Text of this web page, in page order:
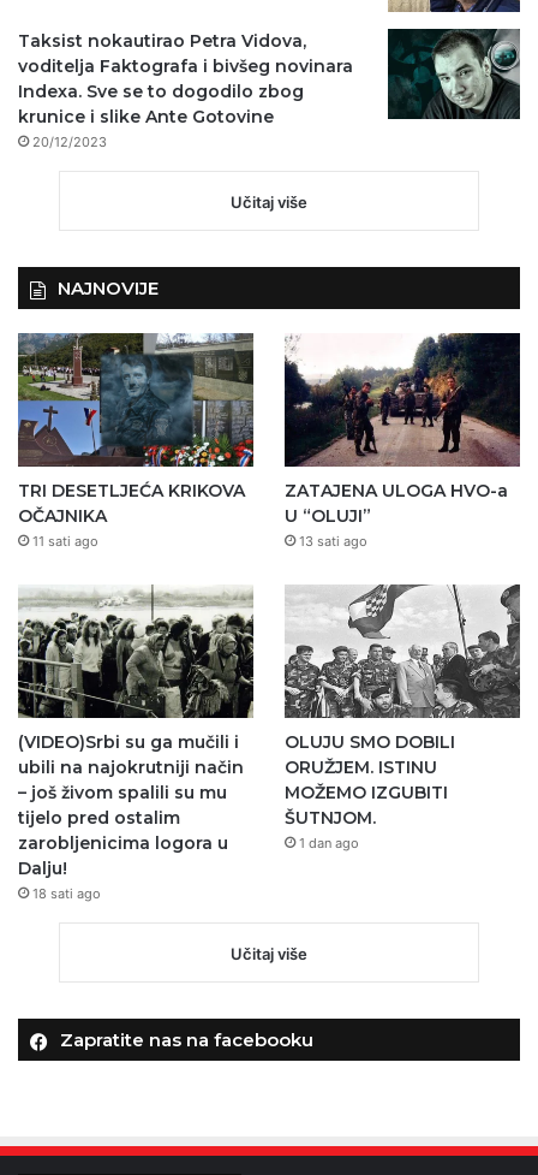
Taksist nokautirao Petra Vidova,
voditelja Faktografa i bivšeg novinara
Indexa. Sve se to dogodilo zbog
krunice i slike Ante Gotovine
20/12/2023
Učitaj više
NAJNOVIJE
TRI DESETLJEĆA KRIKOVA
OČAJNIKA
11 sati ago
ZATAJENA ULOGA HVO-a
U “OLUJI”
13 sati ago
(VIDEO)Srbi su ga mučili i
ubili na najokrutniji način
– još živom spalili su mu
tijelo pred ostalim
zarobljenicima logora u
Dalju!
18 sati ago
OLUJU SMO DOBILI
ORUŽJEM. ISTINU
MOŽEMO IZGUBITI
ŠUTNJOM.
1 dan ago
Učitaj više
Zapratite nas na facebooku